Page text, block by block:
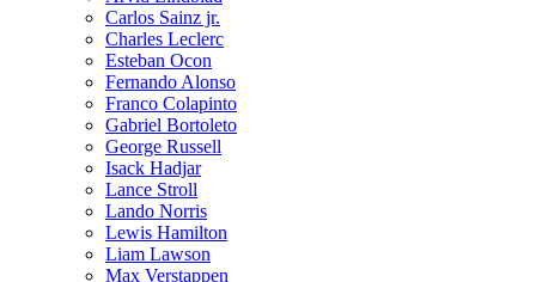
Carlos Sainz jr.
Charles Leclerc
Esteban Ocon
Fernando Alonso
Franco Colapinto
Gabriel Bortoleto
George Russell
Isack Hadjar
Lance Stroll
Lando Norris
Lewis Hamilton
Liam Lawson
Max Verstappen